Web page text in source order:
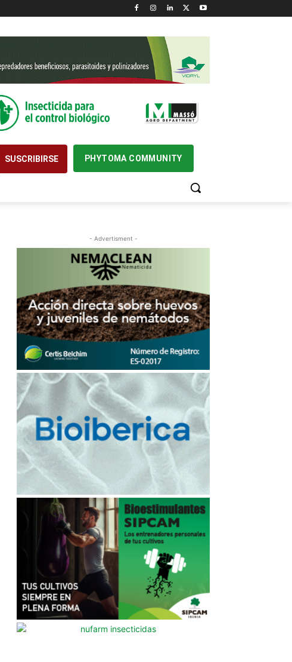
SUSCRIBIRSE PHYTOMA COMMUNITY
- Advertisment -